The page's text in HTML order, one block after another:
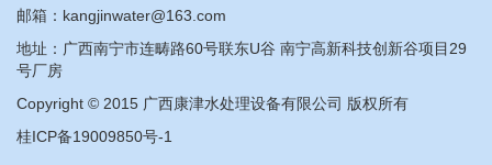
邮箱：kangjinwater@163.com
地址：广西南宁市连畴路60号联东U谷 南宁高新科技创新谷项目29
号厂房
Copyright © 2015 广西康津水处理设备有限公司 版权所有
桂ICP备19009850号-1